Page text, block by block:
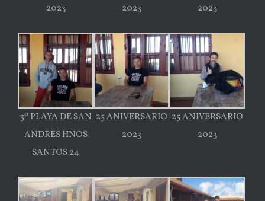
2023
2023
2023
3º PLAYA DE SAN
ANDRES HNOS
SANTOS 24
25 ANIVERSARIO
2023
25 ANIVERSARIO
2023